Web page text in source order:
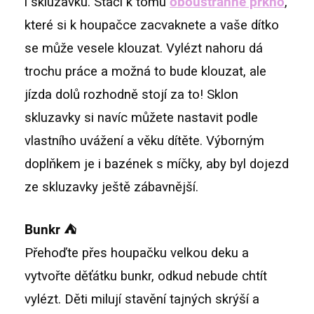
které si k houpačce zacvaknete a vaše dítko
se může vesele klouzat. Vylézt nahoru dá
trochu práce a možná to bude klouzat, ale
jízda dolů rozhodně stojí za to! Sklon
skluzavky si navíc můžete nastavit podle
vlastního uvážení a věku dítěte. Výborným
doplňkem je i bazének s míčky, aby byl dojezd
ze skluzavky ještě zábavnější.
Bunkr ⛺
Přehoďte přes houpačku velkou deku a
vytvořte děťátku bunkr, odkud nebude chtít
vylézt. Děti milují stavění tajných skrýší a